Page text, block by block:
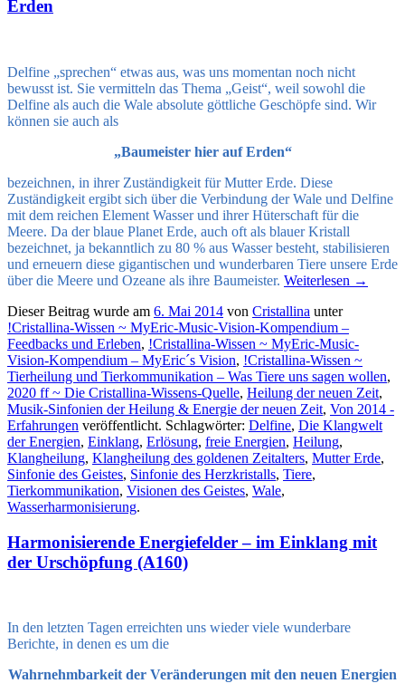
Erden
Delfine „sprechen“ etwas aus, was uns momentan noch nicht
bewusst ist. Sie vermitteln das Thema „Geist“, weil sowohl die
Delfine als auch die Wale absolute göttliche Geschöpfe sind. Wir
können sie auch als
„Baumeister hier auf Erden“
bezeichnen, in ihrer Zuständigkeit für Mutter Erde. Diese
Zuständigkeit ergibt sich über die Verbindung der Wale und Delfine
mit dem reichen Element Wasser und ihrer Hüterschaft für die
Meere. Da der blaue Planet Erde, auch oft als blauer Kristall
bezeichnet, ja bekanntlich zu 80 % aus Wasser besteht, stabilisieren
und erneuern diese gigantischen und wunderbaren Tiere unsere Erde
über die Meere und Ozeane als ihre Baumeister. Weiterlesen →
Dieser Beitrag wurde am 6. Mai 2014 von Cristallina unter
!Cristallina-Wissen ~ MyEric-Music-Vision-Kompendium –
Feedbacks und Erleben, !Cristallina-Wissen ~ MyEric-Music-
Vision-Kompendium – MyEric´s Vision, !Cristallina-Wissen ~
Tierheilung und Tierkommunikation – Was Tiere uns sagen wollen,
2020 ff ~ Die Cristallina-Wissens-Quelle, Heilung der neuen Zeit,
Musik-Sinfonien der Heilung & Energie der neuen Zeit, Von 2014 -
Erfahrungen veröffentlicht. Schlagwörter: Delfine, Die Klangwelt
der Energien, Einklang, Erlösung, freie Energien, Heilung,
Klangheilung, Klangheilung des goldenen Zeitalters, Mutter Erde,
Sinfonie des Geistes, Sinfonie des Herzkristalls, Tiere,
Tierkommunikation, Visionen des Geistes, Wale,
Wasserharmonisierung.
Harmonisierende Energiefelder – im Einklang mit
der Urschöpfung (A160)
In den letzten Tagen erreichten uns wieder viele wunderbare
Berichte, in denen es um die
Wahrnehmbarkeit der Veränderungen mit den neuen Energien